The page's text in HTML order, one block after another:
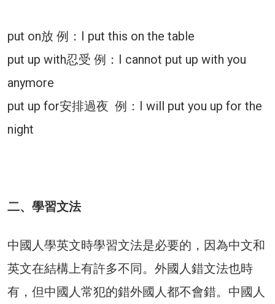
put on放 例：I put this on the table
put up with忍受 例：I cannot put up with you
anymore
put up for安排過夜 例：I will put you up for the
night
二、學習文法
中國人學英文時學習文法是必要的，因為中文和
英文在結構上有許多不同。外國人錯文法也時
有，但中國人常犯的錯外國人都不會錯。中國人